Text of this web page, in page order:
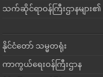
သက်ဆိုင်ရာဝန်ကြီးဌာနများ၏
နိုင်ငံတော် သမ္မတရုံး
ကာကွယ်ရေးဝန်ကြီးဌာန